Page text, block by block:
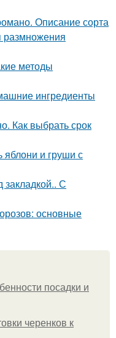
Описание сорта
размножения
методы
ингредиенты
Как выбрать срок
яблони и груши с
С
основные
посадки и
черенков к